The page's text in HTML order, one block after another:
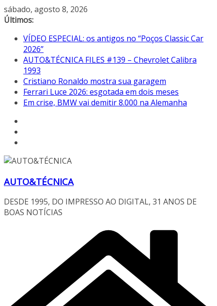
Pular
para
conteúdo
sábado, agosto 8, 2026
Últimos:
VÍDEO ESPECIAL: os antigos no “Poços Classic Car
2026”
AUTO&TÉCNICA FILES #139 – Chevrolet Calibra
1993
Cristiano Ronaldo mostra sua garagem
Ferrari Luce 2026: esgotada em dois meses
Em crise, BMW vai demitir 8.000 na Alemanha
AUTO&TÉCNICA
DESDE 1995, DO IMPRESSO AO DIGITAL, 31 ANOS DE
BOAS NOTÍCIAS